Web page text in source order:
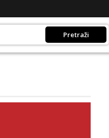
Pretraži